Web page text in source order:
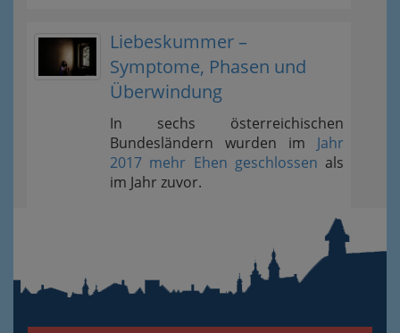
Liebeskummer –
Symptome, Phasen und
Überwindung
In sechs österreichischen
Bundesländern wurden im Jahr
2017 mehr Ehen geschlossen als
im Jahr zuvor.